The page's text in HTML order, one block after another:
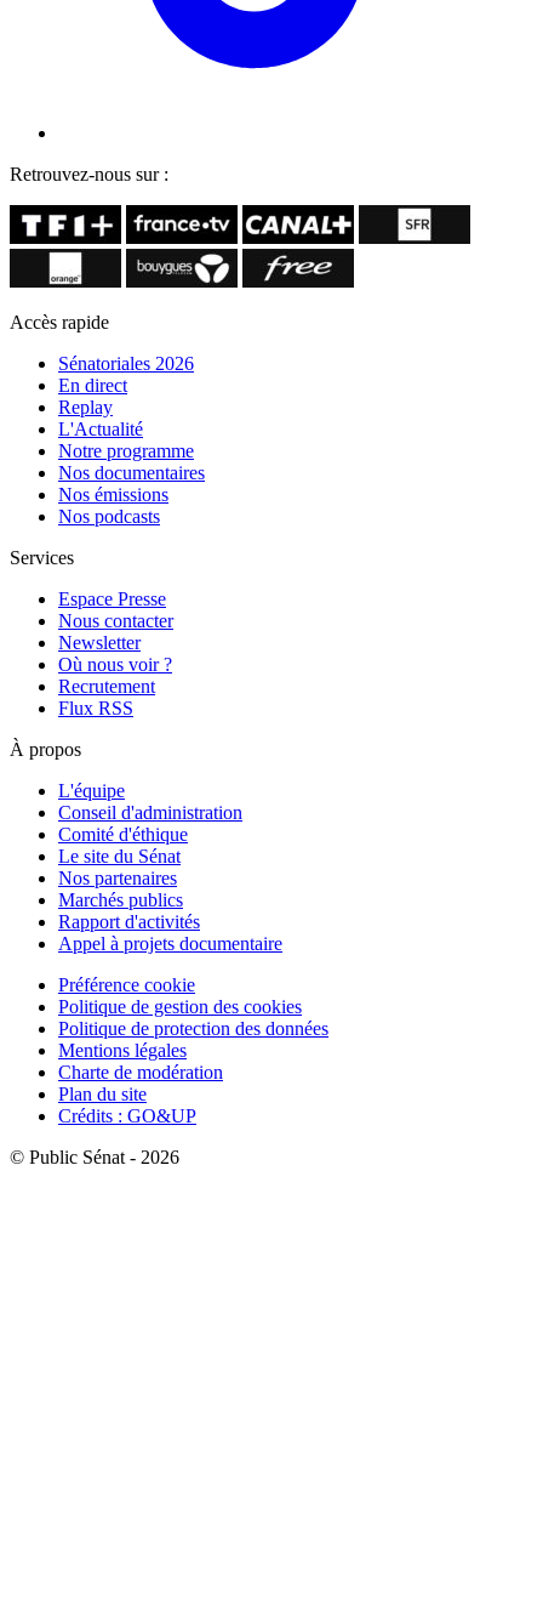
Retrouvez-nous sur :
Accès rapide
Sénatoriales 2026
En direct
Replay
L'Actualité
Notre programme
Nos documentaires
Nos émissions
Nos podcasts
Services
Espace Presse
Nous contacter
Newsletter
Où nous voir ?
Recrutement
Flux RSS
À propos
L'équipe
Conseil d'administration
Comité d'éthique
Le site du Sénat
Nos partenaires
Marchés publics
Rapport d'activités
Appel à projets documentaire
Préférence cookie
Politique de gestion des cookies
Politique de protection des données
Mentions légales
Charte de modération
Plan du site
Crédits : GO&UP
© Public Sénat - 2026